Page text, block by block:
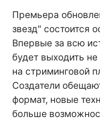
Премьера
звезд" состоится
Впервые за всю
будет выходить
на стриминговой
Создатели
формат, новые
больше